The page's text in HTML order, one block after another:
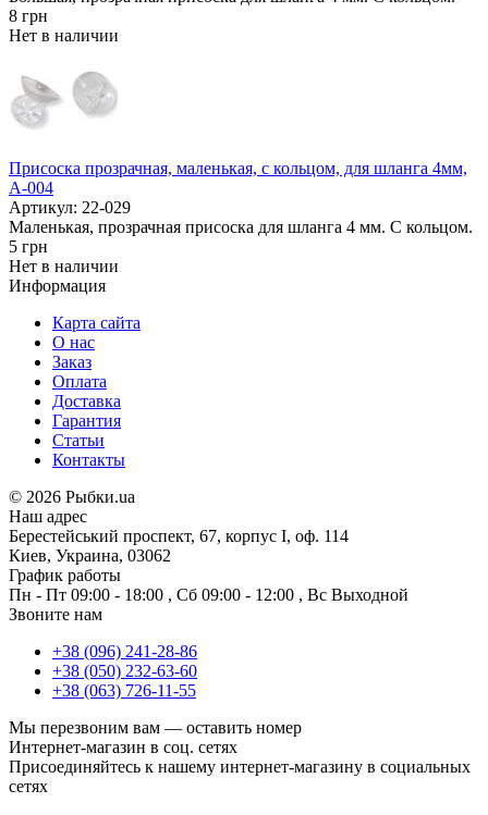
8 грн
Нет в наличии
Присоска прозрачная, маленькая, с кольцом, для шланга 4мм,
А-004
Артикул: 22-029
Маленькая, прозрачная присоска для шланга 4 мм. С кольцом.
5 грн
Нет в наличии
Информация
Карта сайта
О нас
Заказ
Оплата
Доставка
Гарантия
Статьи
Контакты
© 2026 Рыбки.ua
Наш адрес
Берестейський проспект, 67, корпус I, оф. 114
Киев, Украина, 03062
График работы
Пн - Пт 09:00 - 18:00 , Сб 09:00 - 12:00 , Вс Выходной
Звоните нам
+38 (096) 241-28-86
+38 (050) 232-63-60
+38 (063) 726-11-55
Мы перезвоним вам — оставить номер
Интернет-магазин в соц. сетях
Присоединяйтесь к нашему интернет-магазину в социальных
сетях